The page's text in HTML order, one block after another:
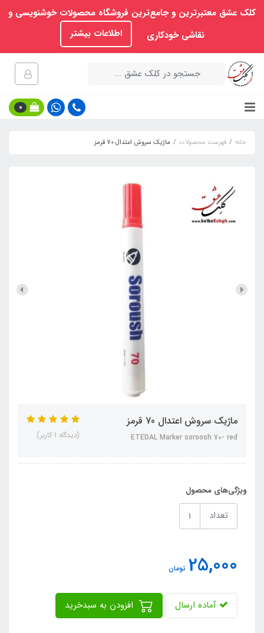
کلک عشق معتبرترین و جامع‌ترین فروشگاه محصولات خوشنویسی و
نقاشی خودکاری
اطلاعات بیشتر
0
خانه فهرست محصولات ماژیک سروش اعتدال 70 قرمز
ماژیک سروش اعتدال 70 قرمز
ETEDAL Marker soroosh 70- red (دیدگاه 1 کاربر)
ویژگی‌های محصول
تعداد
25,000 تومان
آماده ارسال